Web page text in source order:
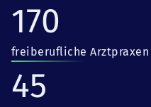
170
freiberufliche Arztpraxen
45